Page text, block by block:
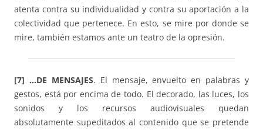
atenta contra su individualidad y contra su aportación a la
colectividad que pertenece. En esto, se mire por donde se
mire, también estamos ante un teatro de la opresión.
[7] …DE MENSAJES. El mensaje, envuelto en palabras y
gestos, está por encima de todo. El decorado, las luces, los
sonidos y los recursos audiovisuales quedan
absolutamente supeditados al contenido que se pretende